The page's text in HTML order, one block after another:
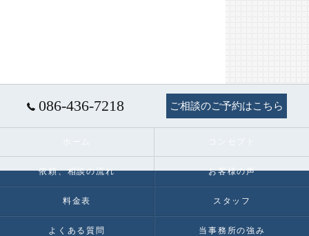
086-436-7218 ご相談のご予約はこちら
依頼、相談の流れ お客様の声
料金表 スタッフ
よくある質問 当事務所の強み